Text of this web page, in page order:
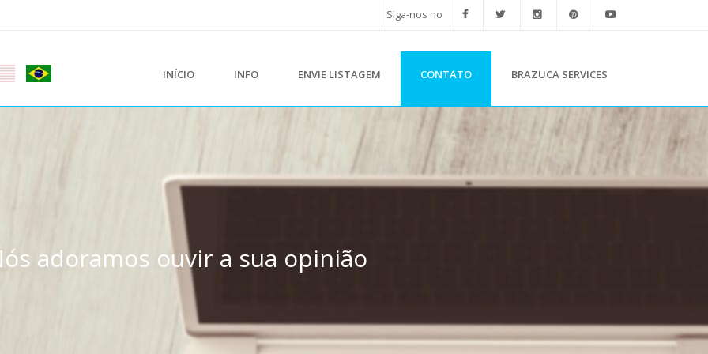
Siga-nos no
INÍCIO INFO ENVIE LISTAGEM CONTATO BRAZUCA SERVICES
adoramos ouvir a sua opinião